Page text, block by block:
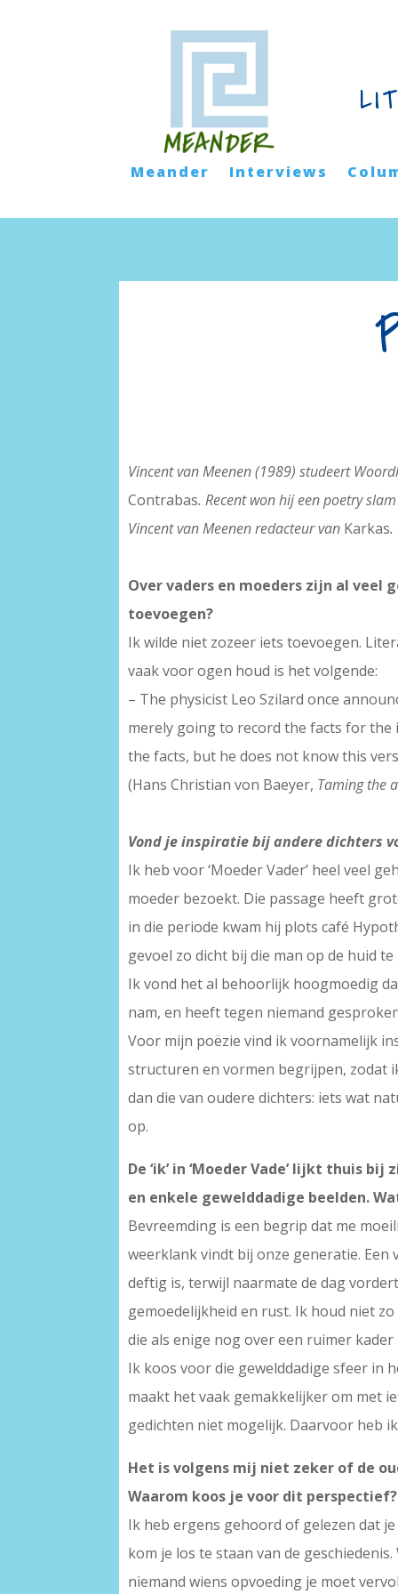
Meander Interviews
Vincent van Meenen (1989) studeert
Contrabas. Recent won hij een poetry
Vincent van Meenen redacteur van Karkas.
Over vaders en moeders zijn al veel
toevoegen?
Ik wilde niet zozeer iets toevoegen.
vaak voor ogen houd is het volgende:
– The physicist Leo Szilard once
merely going to record the facts for the
the facts, but he does not know this
(Hans Christian von Baeyer, Taming the
Vond je inspiratie bij andere dichters
Ik heb voor ‘Moeder Vader’ heel veel
moeder bezoekt. Die passage heeft
in die periode kwam hij plots café
gevoel zo dicht bij die man op de huid
Ik vond het al behoorlijk hoogmoedig
nam, en heeft tegen niemand
Voor mijn poëzie vind ik voornamelijk
structuren en vormen begrijpen, zodat
dan die van oudere dichters: iets wat
op.
De ‘ik’ in ‘Moeder Vade’ lijkt thuis
en enkele gewelddadige beelden.
Bevreemding is een begrip dat me
weerklank vindt bij onze generatie.
deftig is, terwijl naarmate de dag
gemoedelijkheid en rust. Ik houd niet
die als enige nog over een ruimer
Ik koos voor die gewelddadige sfeer in
maakt het vaak gemakkelijker om met
gedichten niet mogelijk. Daarvoor heb
Het is volgens mij niet zeker of de
Waarom koos je voor dit perspectief?
Ik heb ergens gehoord of gelezen dat
kom je los te staan van de
niemand wiens opvoeding je moet